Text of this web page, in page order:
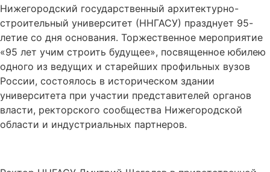
Нижегородский государственный архитектурно-
строительный университет (ННГАСУ) празднует 95-
летие со дня основания. Торжественное мероприятие
«95 лет учим строить будущее», посвященное юбилею
одного из ведущих и старейших профильных вузов
России, состоялось в историческом здании
университета при участии представителей органов
власти, ректорского сообщества Нижегородской
области и индустриальных партнеров.